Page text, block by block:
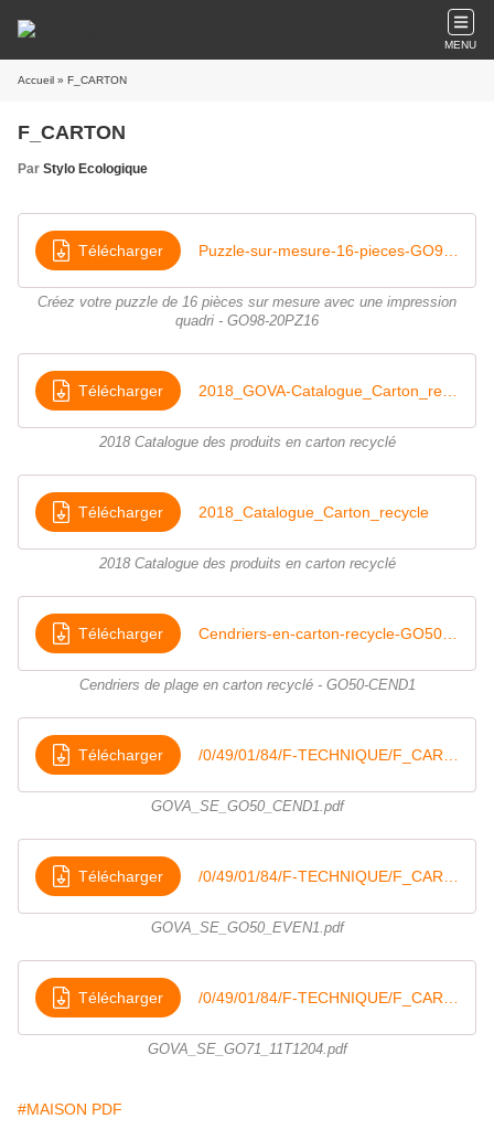
MENU
Accueil » F_CARTON
F_CARTON
Par Stylo Ecologique
Télécharger
Créez votre puzzle de 16 pièces sur mesure avec une impression
quadri - GO98-20PZ16
Télécharger
2018 Catalogue des produits en carton recyclé
Télécharger 2018_Catalogue_Carton_recycle
2018 Catalogue des produits en carton recyclé
Télécharger
Cendriers de plage en carton recyclé - GO50-CEND1
Télécharger
GOVA_SE_GO50_CEND1.pdf
Télécharger
GOVA_SE_GO50_EVEN1.pdf
Télécharger
GOVA_SE_GO71_11T1204.pdf
#MAISON PDF